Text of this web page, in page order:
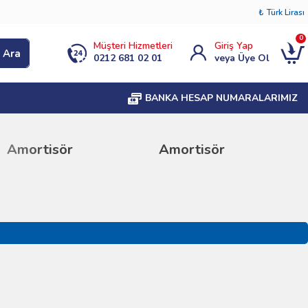
₺ Türk Lirası
Ara
Müşteri Hizmetleri
0212 681 02 01
Giriş Yap
veya Üye Ol
0
BANKA HESAP NUMARALARIMIZ
Amortisör